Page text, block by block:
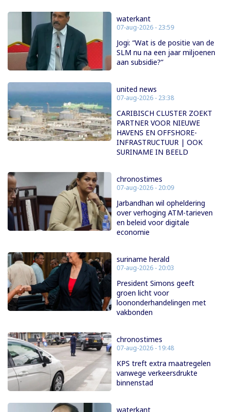
waterkant
07-aug-2026 - 23:59
Jogi: “Wat is de positie van de
SLM nu na een jaar miljoenen
aan subsidie?”
united news
07-aug-2026 - 23:38
CARIBISCH CLUSTER ZOEKT
PARTNER VOOR NIEUWE
HAVENS EN OFFSHORE-
INFRASTRUCTUUR | OOK
SURINAME IN BEELD
chronostimes
07-aug-2026 - 20:09
Jarbandhan wil opheldering
over verhoging ATM-tarieven
en beleid voor digitale
economie
suriname herald
07-aug-2026 - 20:03
President Simons geeft
groen licht voor
loononderhandelingen met
vakbonden
chronostimes
07-aug-2026 - 19:48
KPS treft extra maatregelen
vanwege verkeersdrukte
binnenstad
waterkant